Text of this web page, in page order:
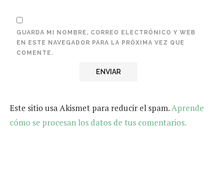
GUARDA MI NOMBRE, CORREO ELECTRÓNICO Y WEB
EN ESTE NAVEGADOR PARA LA PRÓXIMA VEZ QUE
COMENTE.
Este sitio usa Akismet para reducir el spam.Aprende
cómo se procesan los datos de tus comentarios.